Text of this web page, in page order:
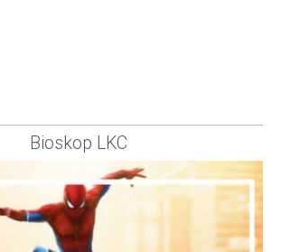
Bioskop LKC